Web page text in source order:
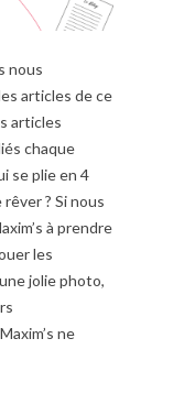
nous
articles de ce
articles
chaque
se plie en 4
? Si nous
à prendre
les
jolie photo,
ne